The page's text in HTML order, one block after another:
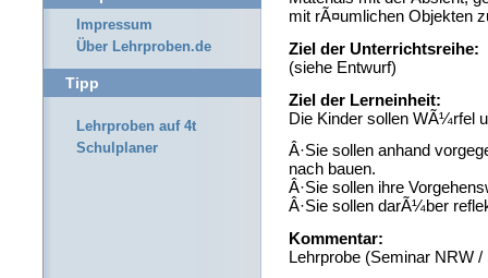
mit rÃ¤umlichen Objekten
Ziel der Unterrichtsreihe:
(siehe Entwurf)
Ziel der Lerneinheit:
Die Kinder sollen WÃ¼rfel
Â·Sie sollen anhand
nach bauen.
Â·Sie sollen ihre
Â·Sie sollen darÃ¼ber
Kommentar:
Lehrprobe (Seminar NRW /
Impressum
Über Lehrproben.de
Tipp
Lehrproben auf 4t
Schulplaner